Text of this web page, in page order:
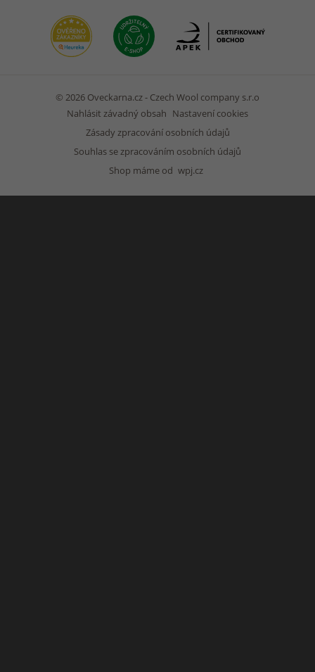
© 2026 Oveckarna.cz - Czech Wool company s.r.o
Nahlásit závadný obsah Nastavení cookies
Zásady zpracování osobních údajů
Souhlas se zpracováním osobních údajů
Shop máme od wpj.cz